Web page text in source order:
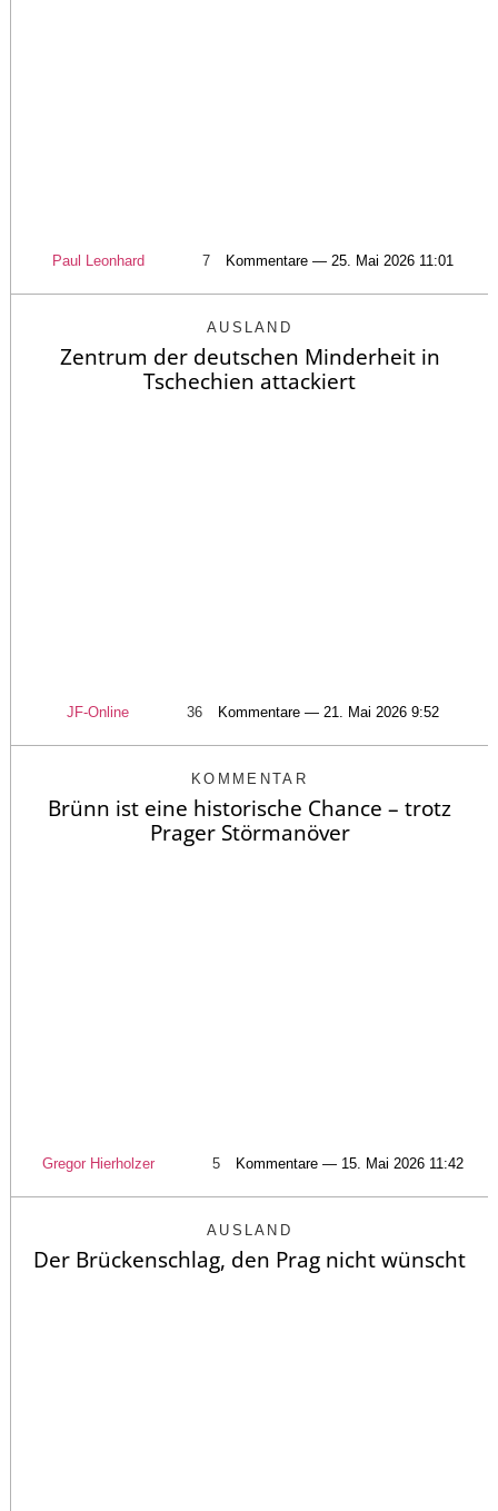
Paul Leonhard 7 Kommentare — 25. Mai 2026 11:01
AUSLAND
Zentrum der deutschen Minderheit in
Tschechien attackiert
JF-Online 36 Kommentare — 21. Mai 2026 9:52
KOMMENTAR
Brünn ist eine historische Chance – trotz
Prager Störmanöver
Gregor Hierholzer 5 Kommentare — 15. Mai 2026 11:42
AUSLAND
Der Brückenschlag, den Prag nicht wünscht